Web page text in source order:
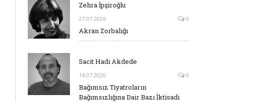
Zehra İpşiroğlu
27.07.2026 0
Akran Zorbalığı
Sacit Hadi Akdede
14.07.2026 0
Bağımsız Tiyatroların
Bağımsızlığına Dair Bazı İktisadi